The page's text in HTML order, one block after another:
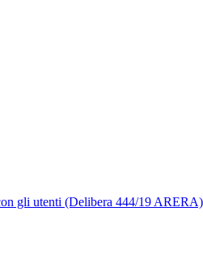
gli utenti (Delibera 444/19